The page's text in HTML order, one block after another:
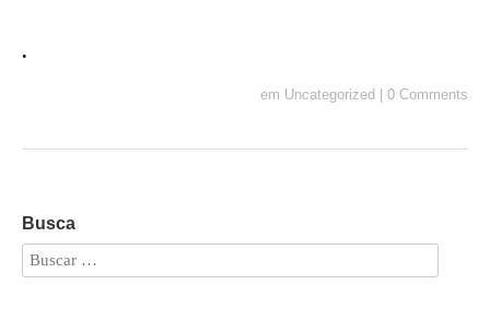
.
em Uncategorized 0 Comments
Busca